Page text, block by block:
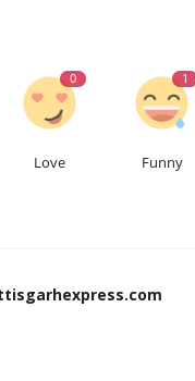
0
Love
1
Funny